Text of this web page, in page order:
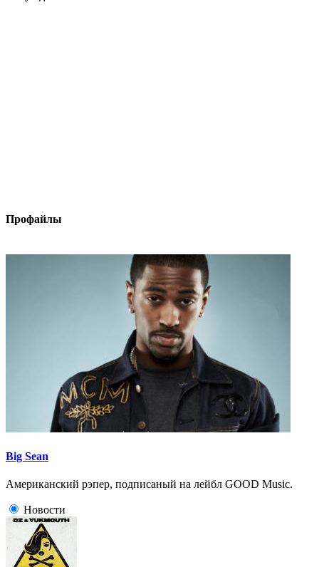
Профайлы
Big Sean
Американский рэпер, подписаный на лейбл GOOD Music.
Новости